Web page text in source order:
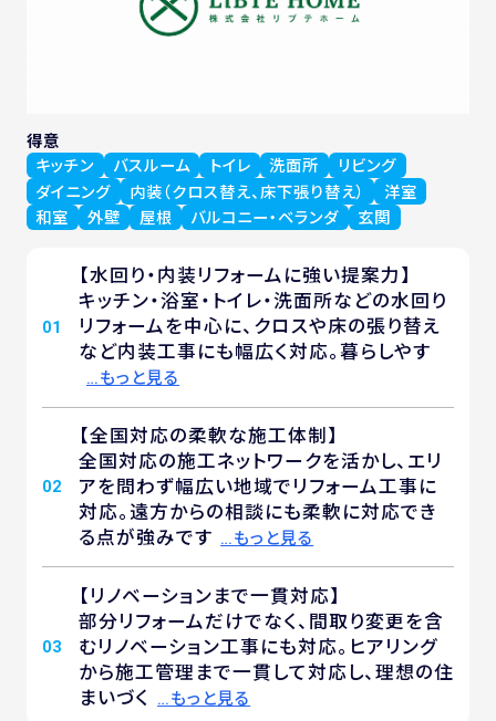
得意
キッチン
バスルーム トイレ 洗面所
リビング
ダイニング
内装（クロス替え、床下張り替え）
洋室
和室
外壁 屋根 バルコニー・ベランダ 玄関
01
【水回り・内装リフォームに強い提案力】
キッチン・浴室・トイレ・洗面所などの水回り
リフォームを中心に、クロスや床の張り替え
など内装工事にも幅広く対応。暮らしやす
…もっと見る
02
【全国対応の柔軟な施工体制】
全国対応の施工ネットワークを活かし、エリ
アを問わず幅広い地域でリフォーム工事に
対応。遠方からの相談にも柔軟に対応でき
る点が強みです …もっと見る
03
【リノベーションまで一貫対応】
部分リフォームだけでなく、間取り変更を含
むリノベーション工事にも対応。ヒアリング
から施工管理まで一貫して対応し、理想の住
まいづく
…もっと見る